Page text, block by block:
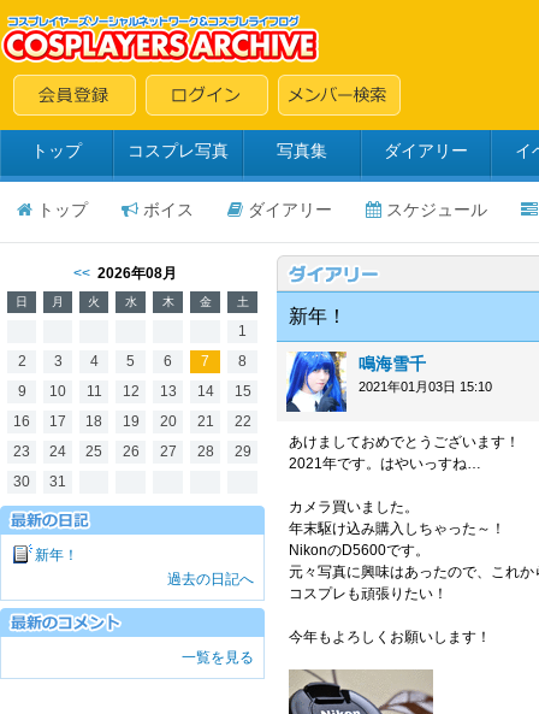
トップ コスプレ写真 写真集 ダイアリー イ
トップ ボイス ダイアリー スケジュール
<< 2026年08月
日 月 火 水 木 金 土
1
2
3 4 5 6 7
8
9
10 11 12 13 14
15
16
17 18 19 20 21
22
23
24 25 26 27 28
29
30
31
新年！
過去の日記へ
一覧を見る
新年！
鳴海雪千
2021年01月03日 15:10
あけましておめでとうございます！
2021年です。はやいっすね…
カメラ買いました。
年末駆け込み購入しちゃった～！
NikonのD5600です。
元々写真に興味はあったので、これ
コスプレも頑張りたい！
今年もよろしくお願いします！